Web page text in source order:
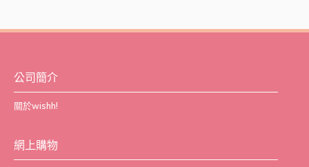
公司簡介
關於wishh!
網上購物